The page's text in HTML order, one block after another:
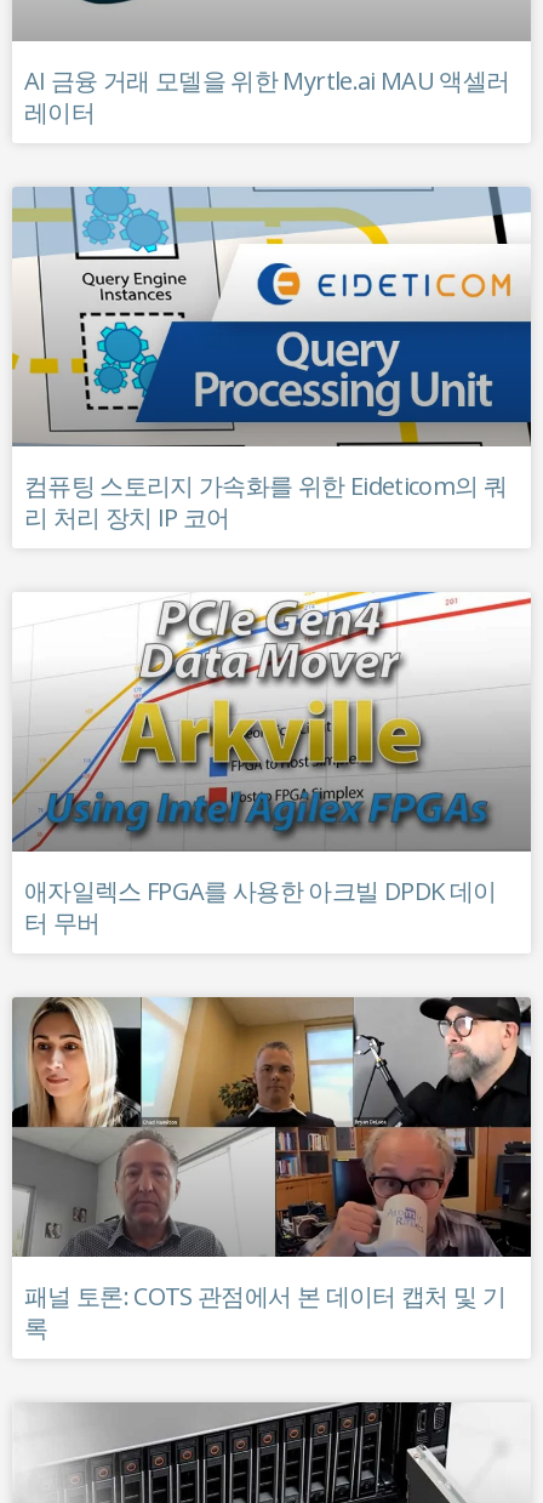
AI 금융 거래 모델을 위한 Myrtle.ai MAU 액셀러
레이터
컴퓨팅 스토리지 가속화를 위한 Eideticom의 쿼
리 처리 장치 IP 코어
애자일렉스 FPGA를 사용한 아크빌 DPDK 데이
터 무버
패널 토론: COTS 관점에서 본 데이터 캡처 및 기
록